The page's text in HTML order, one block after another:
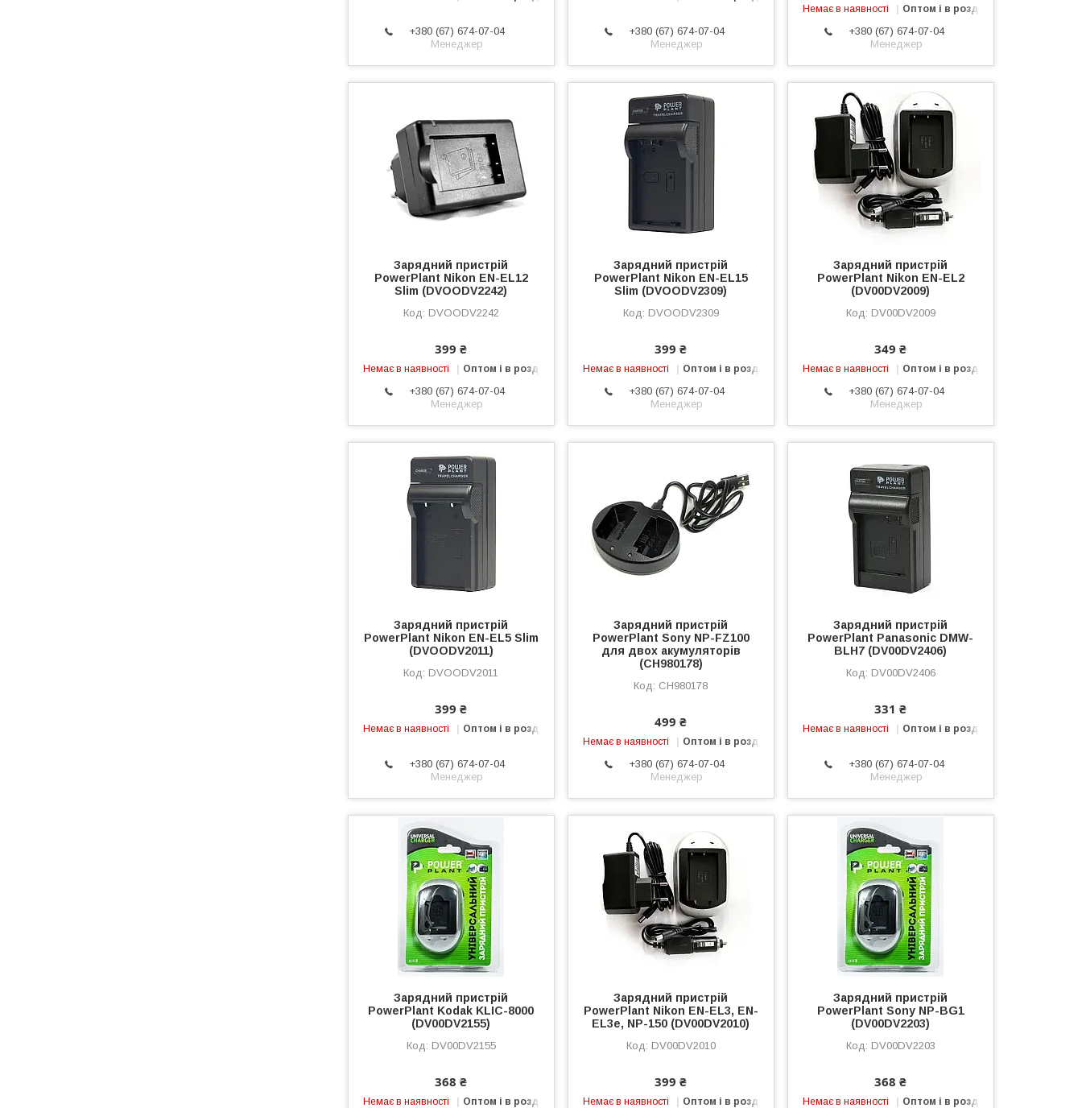
+380 (67) 674-07-04
Менеджер
+380 (67) 674-07-04
Менеджер
Немає в наявності Оптом і в роздріб
+380 (67) 674-07-04
Менеджер
Зарядний пристрій
PowerPlant Nikon EN-EL12
Slim (DVOODV2242)
DVOODV2242
399 ₴
Немає в наявності Оптом і в роздріб
+380 (67) 674-07-04
Менеджер
Зарядний пристрій
PowerPlant Nikon EN-EL15
Slim (DVOODV2309)
DVOODV2309
399 ₴
Немає в наявності Оптом і в роздріб
+380 (67) 674-07-04
Менеджер
Зарядний пристрій
PowerPlant Nikon EN-EL2
(DV00DV2009)
DV00DV2009
349 ₴
Немає в наявності Оптом і в роздріб
+380 (67) 674-07-04
Менеджер
Зарядний пристрій
PowerPlant Nikon EN-EL5 Slim
(DVOODV2011)
DVOODV2011
399 ₴
Немає в наявності Оптом і в роздріб
+380 (67) 674-07-04
Менеджер
Зарядний пристрій
PowerPlant Sony NP-FZ100
для двох акумуляторів
(CH980178)
CH980178
499 ₴
Немає в наявності Оптом і в роздріб
+380 (67) 674-07-04
Менеджер
Зарядний пристрій
PowerPlant Panasonic DMW-
BLH7 (DV00DV2406)
DV00DV2406
331 ₴
Немає в наявності Оптом і в роздріб
+380 (67) 674-07-04
Менеджер
Зарядний пристрій
PowerPlant Kodak KLIC-8000
(DV00DV2155)
DV00DV2155
368 ₴
Немає в наявності Оптом і в роздріб
Зарядний пристрій
PowerPlant Nikon EN-EL3, EN-
EL3e, NP-150 (DV00DV2010)
DV00DV2010
399 ₴
Немає в наявності Оптом і в роздріб
Зарядний пристрій
PowerPlant Sony NP-BG1
(DV00DV2203)
DV00DV2203
368 ₴
Немає в наявності Оптом і в роздріб